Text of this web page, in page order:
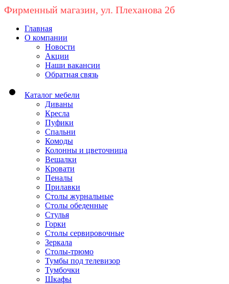
Фирменный магазин, ул. Плеханова 2б
Главная
О компании
Новости
Акции
Наши вакансии
Обратная связь
Каталог мебели
Диваны
Кресла
Пуфики
Спальни
Комоды
Колонны и цветочница
Вешалки
Кровати
Пеналы
Прилавки
Столы журнальные
Столы обеденные
Стулья
Горки
Столы сервировочные
Зеркала
Столы-трюмо
Тумбы под телевизор
Тумбочки
Шкафы